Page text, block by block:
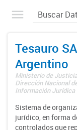
Tesauro
Argentino
Ministerio de
Dirección Nacional
Información Jurídica
Sistema de
jurídico, en forma
controlados que